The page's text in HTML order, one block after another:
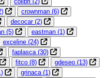
crownman (6)
decocar (2)
(5) eastman (1)
exceline (24)
faplasca (30)
fitco (8) gdeseo (13)
grinaca (1)